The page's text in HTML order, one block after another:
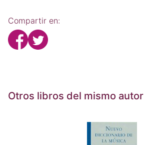
Compartir en:
Otros libros del mismo autor